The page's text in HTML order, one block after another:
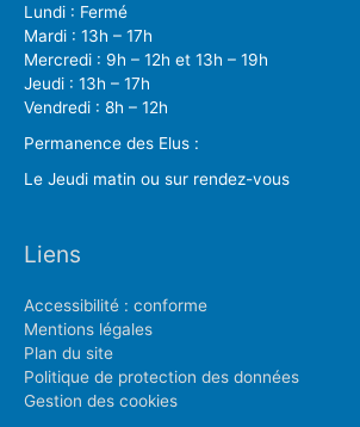
Lundi : Fermé
Mardi : 13h – 17h
Mercredi : 9h – 12h et 13h – 19h
Jeudi : 13h – 17h
Vendredi : 8h – 12h
Permanence des Elus :
Le Jeudi matin ou sur rendez-vous
Liens
Accessibilité : conforme
Mentions légales
Plan du site
Politique de protection des données
Gestion des cookies